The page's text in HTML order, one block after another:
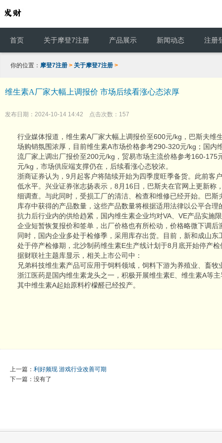
首页 关于摩登7注册 产品展示 新闻动态 注册
你的位置： 摩登7注册 > 关于摩登7注册 >
维生素A厂家大幅上调报价 市场后续看涨心态浓厚
发布日期：2024-10-14 14:42 点击次数：157
行业媒体报道，维生素A厂家大幅上调报价至600元/kg，巴斯夫维
场购销氛围浓厚，目前维生素A市场价格参考290-320元/kg；国内
流厂家上调出厂报价至200元/kg，贸易市场主流价格参考160-175
元/kg，市场供应端支撑仍在，后续看涨心态较浓。
浙商证券认为，9月起客户将陆续开始为四季度旺季备货。此前客
低水平。兴业证券张志扬表示，8月16日，巴斯夫在官网上更新称
细调查。与此同时，受损工厂的清洁、检查和维修已经开始。巴斯
库存中获得的产品数量，这些产品数量将根据适用法律以公平合
抗力后行业内的供给趋紧，国内维生素企业均对VA、VE产品实施
企业短暂恢复报价和签单，出厂价格也有所松动，价格略微下调后
同时，国内企业多处于检修季，采用库存出货。目前，新和成山
处于停产检修期，北沙制药维生素E生产线计划于8月底开始停产
据财联社主题库显示，相关上市公司中：
兄弟科技维生素产品可应用于饲料领域，饲料下游为养殖业、畜牧
浙江医药是国内维生素龙头之一，积极开展维生素E、维生素A等
其中维生素A起始原料柠檬醛已经投产。
上一篇： 利好频现 游戏行业改善可期
下一篇：没有了